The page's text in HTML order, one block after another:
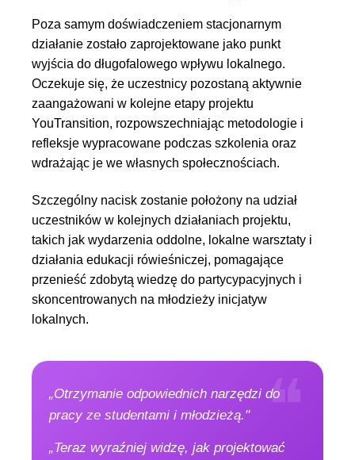
Poza samym doświadczeniem stacjonarnym
działanie zostało zaprojektowane jako punkt
wyjścia do długofalowego wpływu lokalnego.
Oczekuje się, że uczestnicy pozostaną aktywnie
zaangażowani w kolejne etapy projektu
YouTransition, rozpowszechniając metodologie i
refleksje wypracowane podczas szkolenia oraz
wdrażając je we własnych społecznościach.
Szczególny nacisk zostanie położony na udział
uczestników w kolejnych działaniach projektu,
takich jak wydarzenia oddolne, lokalne warsztaty i
działania edukacji rówieśniczej, pomagające
przenieść zdobytą wiedzę do partycypacyjnych i
skoncentrowanych na młodzieży inicjatyw
lokalnych.
„Otrzymanie odpowiednich narzędzi do
pracy ze studentami i młodzieżą."
„Teraz wyraźniej widzę, jak projektować